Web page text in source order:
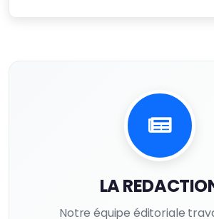
LA
Notre équipe éditoriale